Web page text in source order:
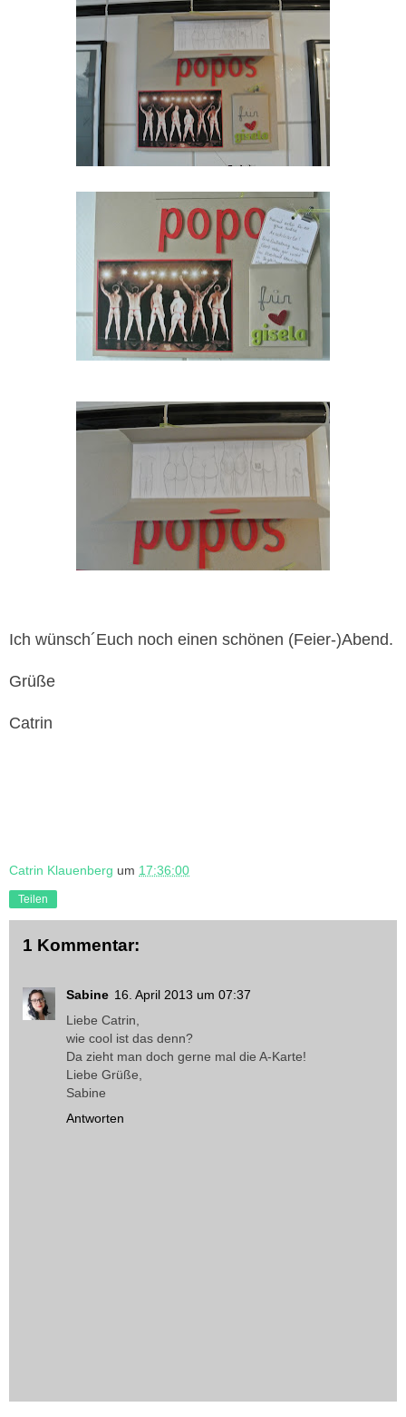
Ich wünsch´Euch noch einen schönen (Feier-)Abend.
Grüße
Catrin
Catrin Klauenberg um 17:36:00
Teilen
1 Kommentar:
Sabine 16. April 2013 um 07:37
Liebe Catrin,
wie cool ist das denn?
Da zieht man doch gerne mal die A-Karte!
Liebe Grüße,
Sabine
Antworten